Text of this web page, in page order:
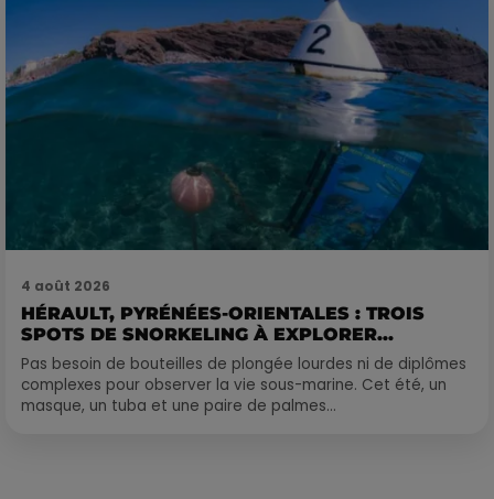
4 août 2026
HÉRAULT, PYRÉNÉES-ORIENTALES : TROIS
SPOTS DE SNORKELING À EXPLORER...
Pas besoin de bouteilles de plongée lourdes ni de diplômes
complexes pour observer la vie sous-marine. Cet été, un
masque, un tuba et une paire de palmes...